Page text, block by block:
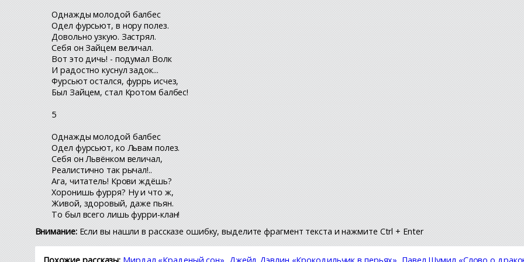
Однажды молодой балбес
Одел фурсьют, в нору полез.
Довольно узкую. Застрял.
Себя он Зайцем величал.
Вот это дичь! - подумал Волк
И радостно куснул задок...
Фурсьют остался, фуррь исчез,
Был Зайцем, стал Кротом балбес!
5
Однажды молодой балбес
Одел фурсьют, ко Львам полез.
Себя он Львёнком величал,
Реалистично так рычал!..
Ага, читатель! Крови ждёшь?
Хоронишь фурря? Ну и что ж,
Живой, здоровый, даже пьян.
То был всего лишь фурри-клан!
Внимание: Если вы нашли в рассказе ошибку, выделите фрагмент текста и нажмите Ctrl + Enter